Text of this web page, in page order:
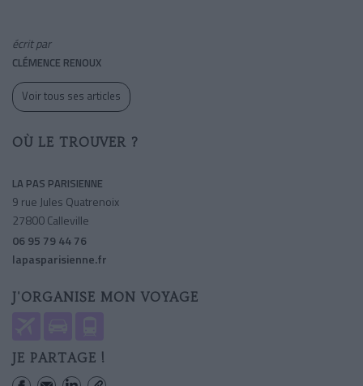
écrit par
CLÉMENCE RENOUX
Voir tous ses articles
OÙ LE TROUVER ?
LA PAS PARISIENNE
9 rue Jules Quatrenoix
27800 Calleville
06 95 79 44 76
lapasparisienne.fr
J'ORGANISE MON VOYAGE
JE PARTAGE !